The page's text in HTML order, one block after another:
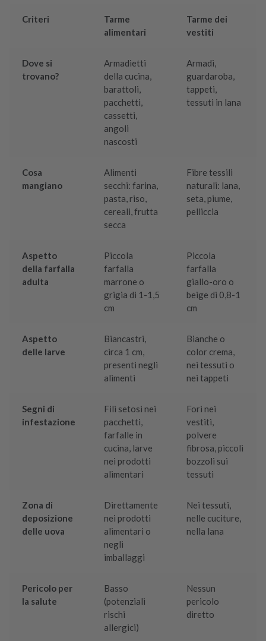
Criteri
Tarme
alimentari
Tarme dei
vestiti
Dove si
trovano?
Armadietti
della cucina,
barattoli,
pacchetti,
cassetti,
angoli
nascosti
Armadi,
guardaroba,
tappeti,
tessuti in lana
Cosa
mangiano
Alimenti
secchi: farina,
pasta, riso,
cereali, frutta
secca
Fibre tessili
naturali: lana,
seta, piume,
pelliccia
Aspetto
della farfalla
adulta
Piccola
farfalla
marrone o
grigia di 1-1,5
cm
Piccola
farfalla
giallo-oro o
beige di 0,8-1
cm
Aspetto
delle larve
Biancastri,
circa 1 cm,
presenti negli
alimenti
Bianche o
color crema,
nei tessuti o
nei tappeti
Segni di
infestazione
Fili setosi nei
pacchetti,
farfalle in
cucina, larve
nei prodotti
alimentari
Fori nei
vestiti,
polvere
fibrosa, piccoli
bozzoli sui
tessuti
Zona di
deposizione
delle uova
Direttamente
nei prodotti
alimentari o
negli
imballaggi
Nei tessuti,
nelle cuciture,
nella lana
Pericolo per
la salute
Basso
(potenziali
rischi
allergici)
Nessun
pericolo
diretto